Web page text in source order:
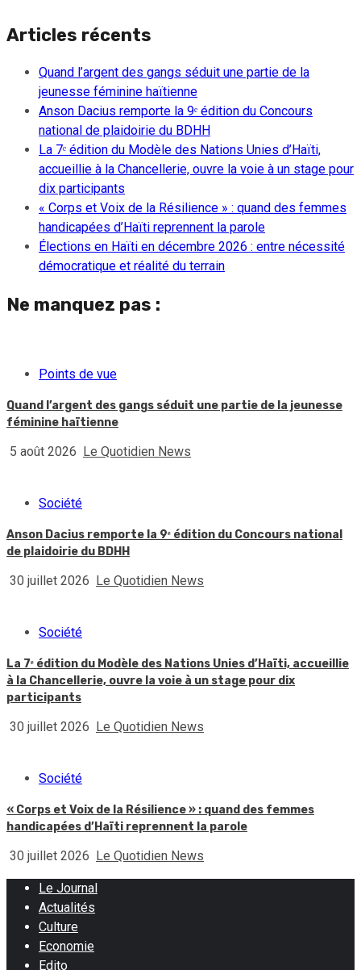
Articles récents
Quand l’argent des gangs séduit une partie de la
jeunesse féminine haïtienne
Anson Dacius remporte la 9ᵉ édition du Concours
national de plaidoirie du BDHH
La 7ᵉ édition du Modèle des Nations Unies d’Haïti,
accueillie à la Chancellerie, ouvre la voie à un stage pour
dix participants
« Corps et Voix de la Résilience » : quand des femmes
handicapées d’Haïti reprennent la parole
Élections en Haïti en décembre 2026 : entre nécessité
démocratique et réalité du terrain
Ne manquez pas :
Points de vue
Quand l’argent des gangs séduit une partie de la jeunesse
féminine haïtienne
5 août 2026 Le Quotidien News
Société
Anson Dacius remporte la 9ᵉ édition du Concours national
de plaidoirie du BDHH
30 juillet 2026 Le Quotidien News
Société
La 7ᵉ édition du Modèle des Nations Unies d’Haïti, accueillie
à la Chancellerie, ouvre la voie à un stage pour dix
participants
30 juillet 2026 Le Quotidien News
Société
« Corps et Voix de la Résilience » : quand des femmes
handicapées d’Haïti reprennent la parole
30 juillet 2026 Le Quotidien News
Le Journal
Actualités
Culture
Economie
Edito